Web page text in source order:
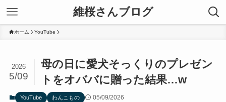
維桜さんブログ
ホーム YouTube
母の日に愛犬そっくりのプレゼン
トをオババに贈った結果…w
2026
5/09
YouTube わんこもの 05/09/2026